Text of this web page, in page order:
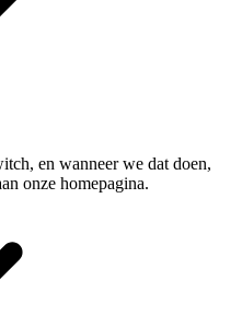
en wanneer we dat doen,
onze homepagina.